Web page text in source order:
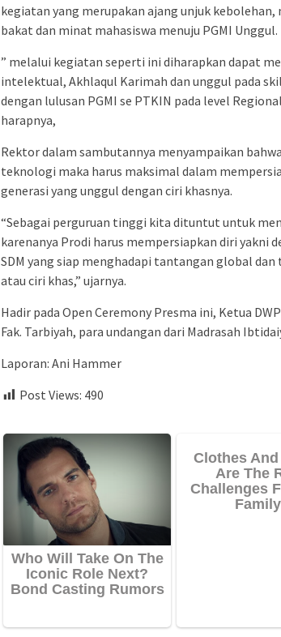
kegiatan yang merupakan ajang unjuk
bakat dan minat mahasiswa menuju PGMI Unggul.
” melalui kegiatan seperti ini diharapkan dapat
intelektual, Akhlaqul Karimah dan unggul pada
dengan lulusan PGMI se PTKIN pada level
harapnya,
Rektor dalam sambutannya menyampaikan
teknologi maka harus maksimal dalam
generasi yang unggul dengan ciri khasnya.
“Sebagai perguruan tinggi kita dituntut untuk
karenanya Prodi harus mempersiapkan diri yakni
SDM yang siap menghadapi tantangan global
atau ciri khas,” ujarnya.
Hadir pada Open Ceremony Presma ini, Ketua
Fak. Tarbiyah, para undangan dari Madrasah
Laporan: Ani Hammer
Post Views: 490